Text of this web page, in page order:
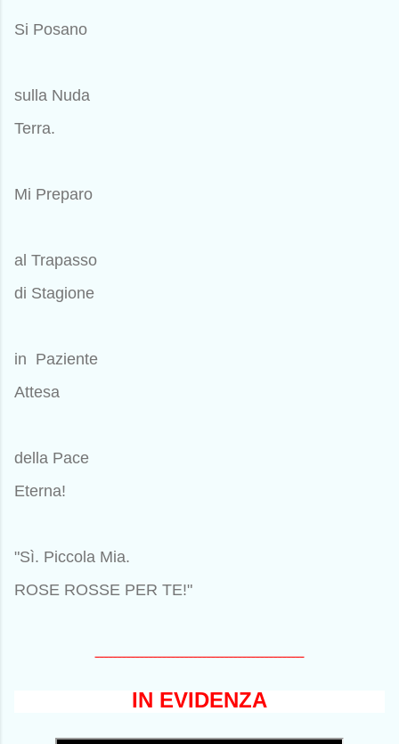
Si Posano
sulla Nuda
Terra.
Mi Preparo
al Trapasso
di Stagione
in Paziente
Attesa
della Pace
Eterna!
"Sì. Piccola Mia.
ROSE ROSSE PER TE!"
-----------------------------------------------
IN EVIDENZA